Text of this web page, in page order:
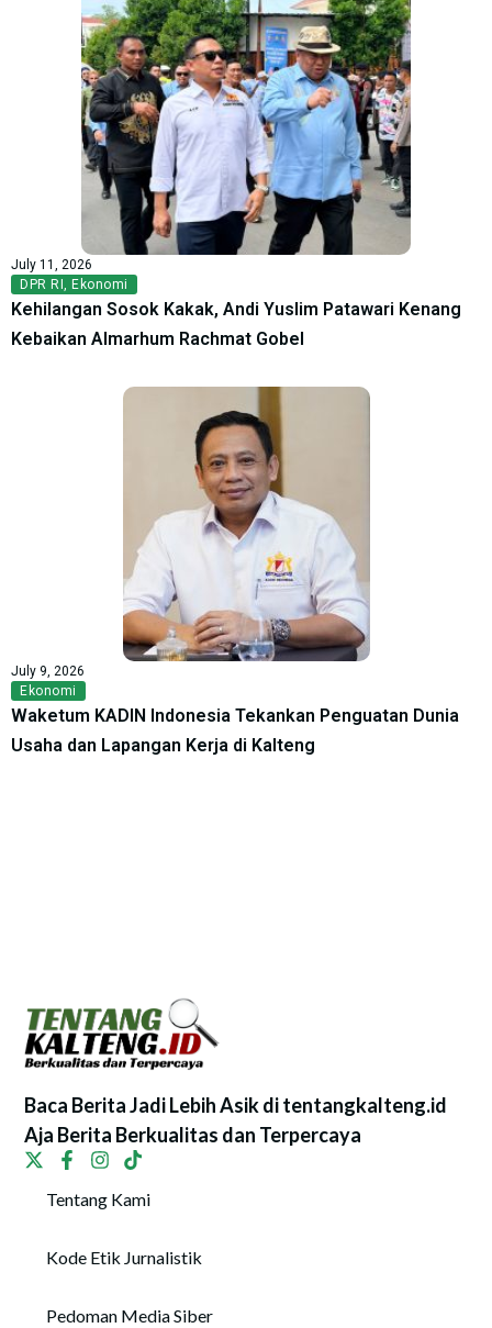
July 11, 2026
DPR RI , Ekonomi
Kehilangan Sosok Kakak, Andi Yuslim Patawari Kenang
Kebaikan Almarhum Rachmat Gobel
July 9, 2026
Ekonomi
Waketum KADIN Indonesia Tekankan Penguatan Dunia
Usaha dan Lapangan Kerja di Kalteng
Baca Berita Jadi Lebih Asik di tentangkalteng.id
Aja Berita Berkualitas dan Terpercaya
Tentang Kami
Kode Etik Jurnalistik
Pedoman Media Siber